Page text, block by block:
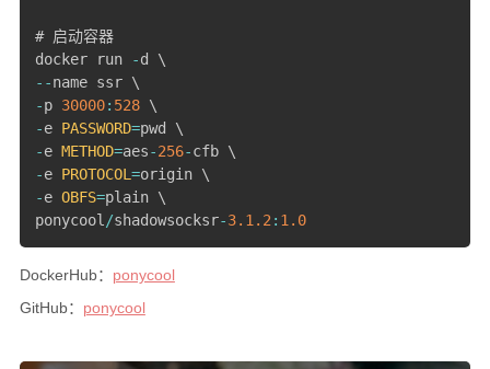
# 启动容器
docker run
-
--
-p 30000: 528
-e PASSWORD=
-e METHOD=aes-256-
-e PROTOCOL =
-e OBFS=plain \
ponycool /shadowsocksr-3.1 .2 : 1.0
DockerHub： ponycool
GitHub： ponycool
更多
邻居
留言
关于
捐赠